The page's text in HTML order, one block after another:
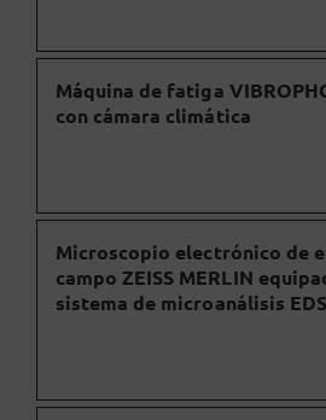
Máquina de fatiga
con cámara climática
Microscopio electrónico de
campo ZEISS MERLIN
sistema de microanálisis